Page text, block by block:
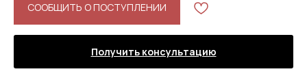
СООБЩИТЬ О ПОСТУПЛЕНИИ
Получить консультацию